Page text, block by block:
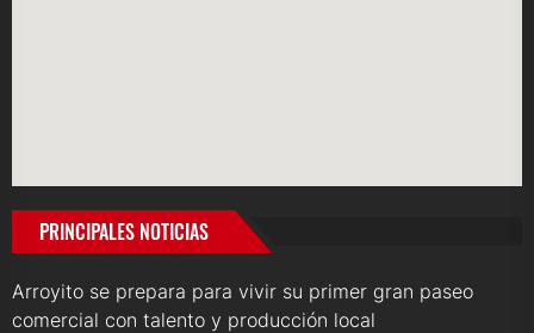
PRINCIPALES NOTICIAS
Arroyito se prepara para vivir su primer gran paseo
comercial con talento y producción local